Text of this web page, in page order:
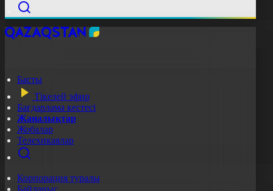
Басты
Тікелей эфир
Бағдарлама кестесі
Жаңалықтар
Жобалар
Телехикаялар
Корпорация туралы
Байланыс